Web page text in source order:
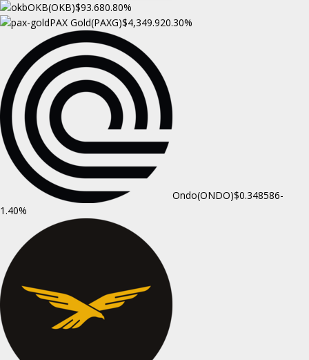
OKB(OKB)$93.680.80%
PAX Gold(PAXG)$4,349.920.30%
Ondo(ONDO)$0.348586-
1.40%